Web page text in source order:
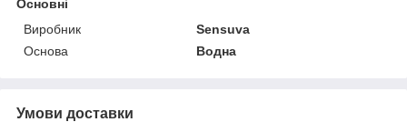
Основні
Виробник
Sensuva
Основа
Водна
Умови доставки